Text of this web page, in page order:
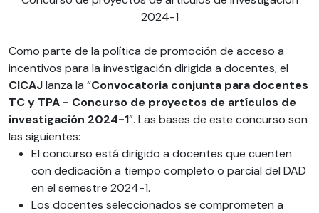
Como parte de la política de promoción de acceso a
incentivos para la investigación dirigida a docentes, el
CICAJlanza la “Convocatoria conjunta para docentes
TC y TPA - Concurso de proyectos de artículos de
investigación 2024-1”. Las bases de este concurso son
las siguientes:
El concurso está dirigido a docentes que cuenten
con dedicación a tiempo completo o parcial del DAD
en el semestre 2024-1.
Los docentes seleccionados se comprometen a